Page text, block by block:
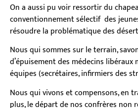
On a aussi pu voir ressortir du
conventionnement sélectif des
résoudre la problématique des
Nous qui sommes sur le terrain,
d’épuisement des médecins libéraux
équipes (secrétaires, infirmiers des
Nous qui vivons et compensons, en
plus, le départ de nos confrères non